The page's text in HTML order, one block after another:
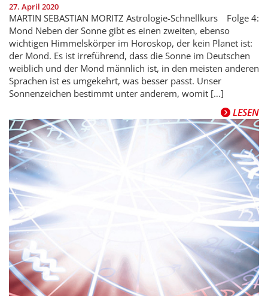
27. April 2020
MARTIN SEBASTIAN MORITZ Astrologie-Schnellkurs Folge 4:
Mond Neben der Sonne gibt es einen zweiten, ebenso
wichtigen Himmelskörper im Horoskop, der kein Planet ist:
der Mond. Es ist irreführend, dass die Sonne im Deutschen
weiblich und der Mond männlich ist, in den meisten anderen
Sprachen ist es umgekehrt, was besser passt. Unser
Sonnenzeichen bestimmt unter anderem, womit […]
LESEN